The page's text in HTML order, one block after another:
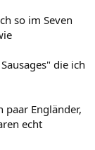
so im Seven
die ich
paar Engländer,
echt